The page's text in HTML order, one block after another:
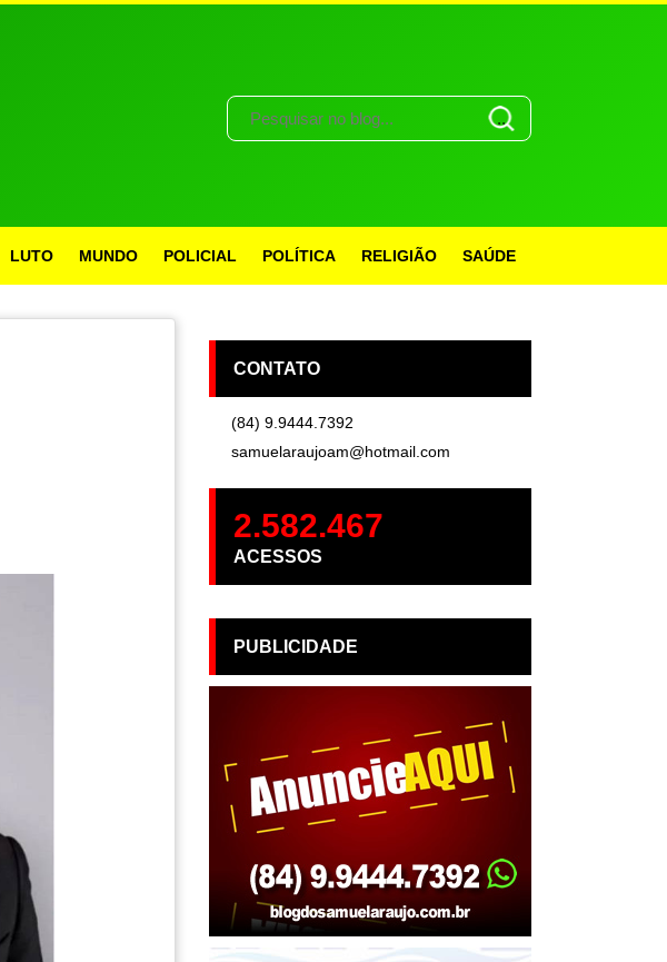
LUTO MUNDO POLICIAL POLÍTICA RELIGIÃO SAÚDE
CONTATO
(84) 9.9444.7392
samuelaraujoam@hotmail.com
2.582.467
ACESSOS
PUBLICIDADE